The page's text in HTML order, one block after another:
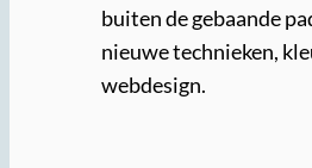
buiten de gebaande
nieuwe technieken,
webdesign.